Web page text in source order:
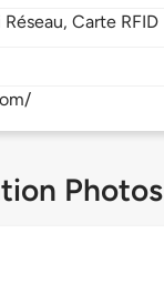
Carte RFID
Photos